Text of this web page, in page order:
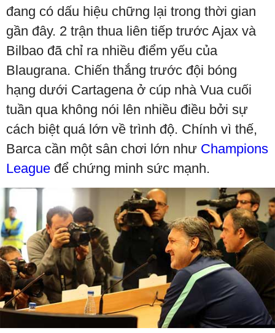
đang có dấu hiệu chững lại trong thời gian
gần đây. 2 trận thua liên tiếp trước Ajax và
Bilbao đã chỉ ra nhiều điểm yếu của
Blaugrana. Chiến thắng trước đội bóng
hạng dưới Cartagena ở cúp nhà Vua cuối
tuần qua không nói lên nhiều điều bởi sự
cách biệt quá lớn về trình độ. Chính vì thế,
Barca cần một sân chơi lớn như Champions
League để chứng minh sức mạnh.